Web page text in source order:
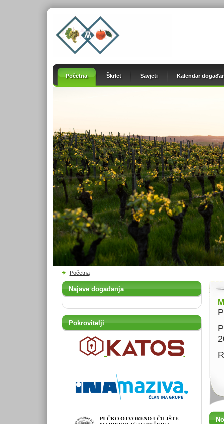
Početna Škrlet Savjeti Kalendar
Početna
Najave događanja
Pokrovitelji